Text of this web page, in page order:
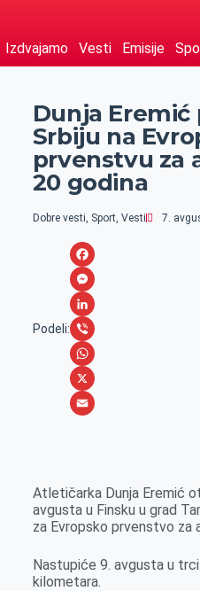
Izdvajamo Vesti Emisije
Dunja
Srbiju na
prvenstvu za
20 godina
Dobre vesti, Sport, Vesti 7.
Podeli:
F
a
c
e
b
o
M
e
s
s
e
r
L
i
n
k
n
V
i
b
W
h
A
p
X
i
l
Atletičarka Dunja Eremić
avgusta u Finsku u grad
za Evropsko prvenstvo za
Nastupiće 9. avgusta u
kilometara.